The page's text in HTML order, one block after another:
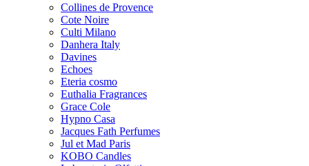
Collines de Provence
Cote Noire
Culti Milano
Danhera Italy
Davines
Echoes
Eteria cosmo
Euthalia Fragrances
Grace Cole
Hypno Casa
Jacques Fath Perfumes
Jul et Mad Paris
KOBO Candles